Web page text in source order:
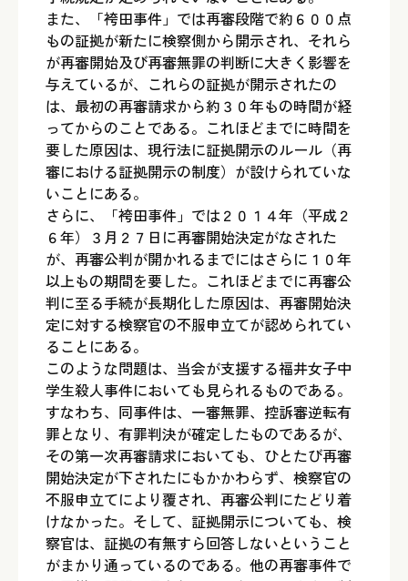
また、「袴田事件」では再審段階で約６００点
もの証拠が新たに検察側から開示され、それら
が再審開始及び再審無罪の判断に大きく影響を
与えているが、これらの証拠が開示されたの
は、最初の再審請求から約３０年もの時間が経
ってからのことである。これほどまでに時間を
要した原因は、現行法に証拠開示のルール（再
審における証拠開示の制度）が設けられていな
いことにある。
さらに、「袴田事件」では２０１４年（平成２
６年）３月２７日に再審開始決定がなされた
が、再審公判が開かれるまでにはさらに１０年
以上もの期間を要した。これほどまでに再審公
判に至る手続が長期化した原因は、再審開始決
定に対する検察官の不服申立てが認められてい
ることにある。
このような問題は、当会が支援する福井女子中
学生殺人事件においても見られるものである。
すなわち、同事件は、一審無罪、控訴審逆転有
罪となり、有罪判決が確定したものであるが、
その第一次再審請求においても、ひとたび再審
開始決定が下されたにもかかわらず、検察官の
不服申立てにより覆され、再審公判にたどり着
けなかった。そして、証拠開示についても、検
察官は、証拠の有無すら回答しないということ
がまかり通っているのである。他の再審事件で